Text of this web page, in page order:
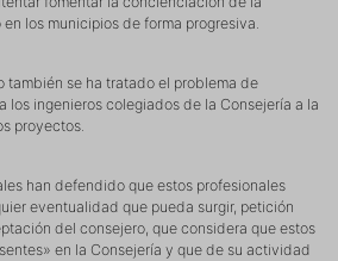
los municipios de forma progresiva.
se ha tratado el problema de
los ingenieros colegiados de la Consejería a la
proyectos.
han defendido que estos profesionales
eventualidad que pueda surgir, petición
del consejero, que considera que estos
en la Consejería y que de su actividad